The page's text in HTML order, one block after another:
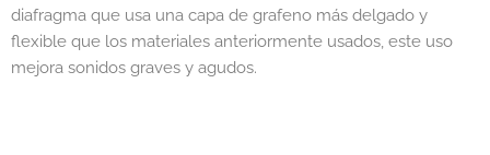
diafragma que usa una capa de grafeno más delgado y
flexible que los materiales anteriormente usados, este uso
mejora sonidos graves y agudos.